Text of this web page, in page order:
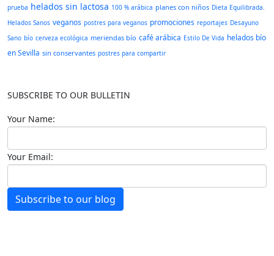
prueba helados sin lactosa 100 % arábica planes con niños Dieta Equilibrada.
Helados Sanos veganos postres para veganos promociones reportajes Desayuno
Sano bío cerveza ecológica meriendas bío café arábica Estilo De Vida helados bío
en Sevilla sin conservantes postres para compartir
SUBSCRIBE TO OUR BULLETIN
Your Name:
Your Email:
Subscribe to our blog